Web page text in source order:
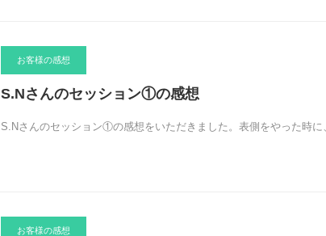
お客様の感想
S.Nさんのセッション①の感想
S.Nさんのセッション①の感想をいただきました。表側をやった時
お客様の感想